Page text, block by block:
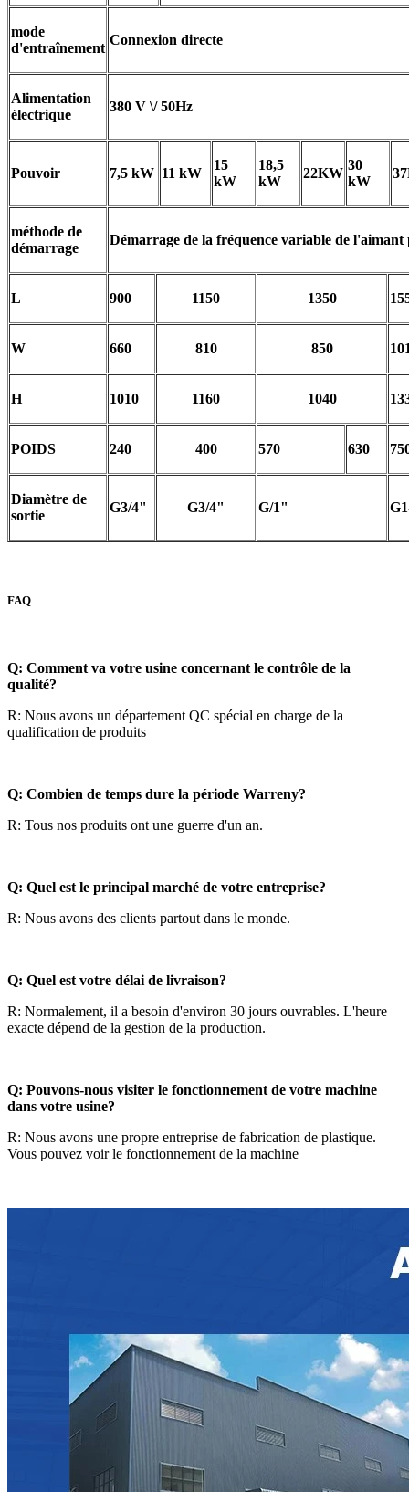
mode
d'entraînement
Connexion directe
Alimentation
électrique
380 V \/ 50Hz
Pouvoir 7,5 kW 11 kW
15
kW
18,5
kW
22KW
30
kW
méthode de
démarrage
Démarrage de la fréquence variable de l'aimant
L 900 1150 1350
W 660 810 850
H 1010 1160 1040
POIDS 240 400 570 630
Diamètre de
sortie
G3/4" G3/4" G/1"
FAQ
Q: Comment va votre usine concernant le contrôle de la
qualité?
R: Nous avons un département QC spécial en charge de la
qualification de produits
Q: Combien de temps dure la période Warreny?
R: Tous nos produits ont une guerre d'un an.
Q: Quel est le principal marché de votre entreprise?
R: Nous avons des clients partout dans le monde.
Q: Quel est votre délai de livraison?
R: Normalement, il a besoin d'environ 30 jours ouvrables. L'heure
exacte dépend de la gestion de la production.
Q: Pouvons-nous visiter le fonctionnement de votre machine
dans votre usine?
R: Nous avons une propre entreprise de fabrication de plastique.
Vous pouvez voir le fonctionnement de la machine